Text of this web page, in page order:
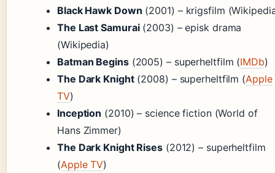
Black Hawk Down (2001) – krigsfilm
The Last Samurai(2003) – episk drama
(Wikipedia)
Batman Begins(2005) – superheltfilm (IMDb)
The Dark Knight(2008) – superheltfilm (Apple
TV)
Inception (2010) – science fiction (World of
Hans Zimmer)
The Dark Knight Rises(2012) – superheltfilm
(Apple TV)